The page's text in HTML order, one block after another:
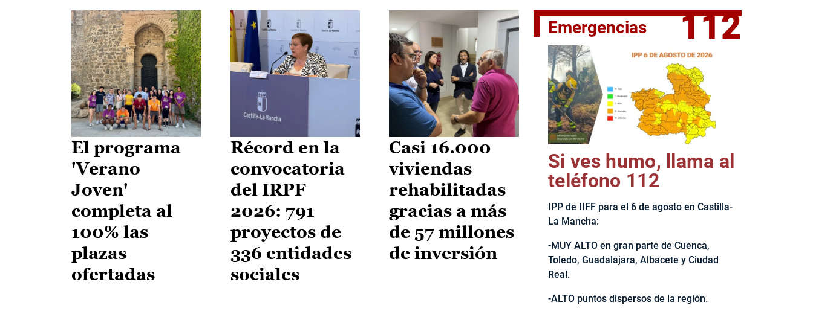
El jefe del Ejecutivo castellanomanchego, Emiliano García-
El programa
'Verano
Joven'
completa al
100% las
plazas
ofertadas
Récord en la
convocatoria
del IRPF
2026: 791
proyectos de
336 entidades
sociales
Casi 16.000
viviendas
rehabilitadas
gracias a más
de 57 millones
de inversión
Emergencias 112
Si ves humo, llama al
teléfono 112
IPP de IIFF para el 6 de agosto en Castilla-
La Mancha:
-MUY ALTO en gran parte de Cuenca,
Toledo, Guadalajara, Albacete y Ciudad
Real.
-ALTO puntos dispersos de la región.